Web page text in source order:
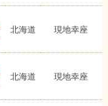
北海道 現地幸座
北海道 現地幸座